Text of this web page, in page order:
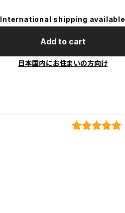
International shipping available
Add to cart
日本国内にお住まいの方向け